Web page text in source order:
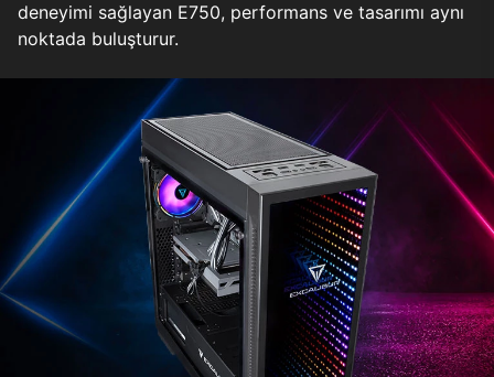
deneyimi sağlayan E750, performans ve tasarımı aynı
noktada buluşturur.